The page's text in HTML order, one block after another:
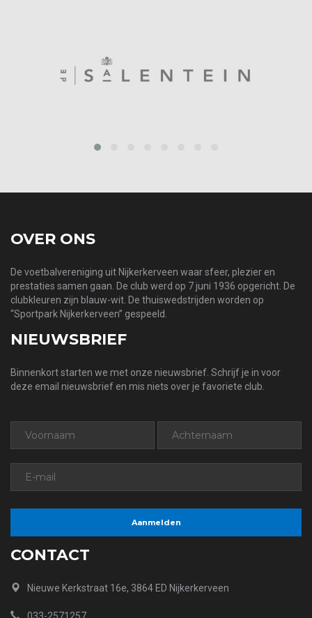
OVER ONS
De voetbalvereniging uit Nijkerkerveen waar sfeer, plezier en
prestaties samen gaan. De club werd op 7 juni 1936 opgericht. De
clubkleuren zijn blauw-wit. De thuiswedstrijden worden op
“Sportpark Nijkerkerveen” gespeeld.
NIEUWSBRIEF
Binnenkort starten we met onze nieuwsbrief. Schrijf je in voor
deze email nieuwsbrief en mis niets over je favoriete club.
CONTACT
Nieuwe Kerkstraat 16e, 3864 ED Nijkerkerveen